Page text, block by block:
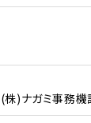
(株)ナガミ事務